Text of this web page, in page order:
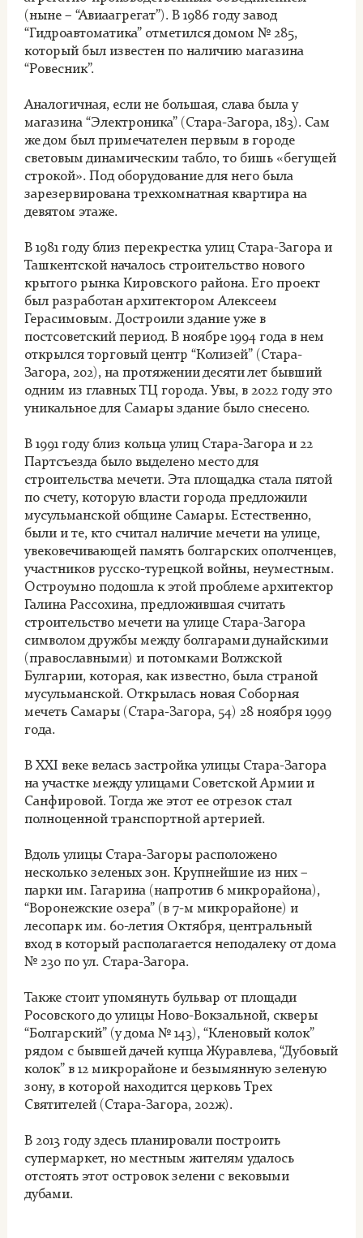
(ныне – “Авиаагрегат”). В 1986 году завод
“Гидроавтоматика” отметился домом № 285,
который был известен по наличию магазина
“Ровесник”.
Аналогичная, если не большая, слава была у
магазина “Электроника” (Стара-Загора, 183). Сам
же дом был примечателен первым в городе
световым динамическим табло, то бишь «бегущей
строкой». Под оборудование для него была
зарезервирована трехкомнатная квартира на
девятом этаже.
В 1981 году близ перекрестка улиц Стара-Загора и
Ташкентской началось строительство нового
крытого рынка Кировского района. Его проект
был разработан архитектором Алексеем
Герасимовым. Достроили здание уже в
постсоветский период. В ноябре 1994 года в нем
открылся торговый центр “Колизей” (Стара-
Загора, 202), на протяжении десяти лет бывший
одним из главных ТЦ города. Увы, в 2022 году это
уникальное для Самары здание было снесено.
В 1991 году близ кольца улиц Стара-Загора и 22
Партсъезда было выделено место для
строительства мечети. Эта площадка стала пятой
по счету, которую власти города предложили
мусульманской общине Самары. Естественно,
были и те, кто считал наличие мечети на улице,
увековечивающей память болгарских ополченцев,
участников русско-турецкой войны, неуместным.
Остроумно подошла к этой проблеме архитектор
Галина Рассохина, предложившая считать
строительство мечети на улице Стара-Загора
символом дружбы между болгарами дунайскими
(православными) и потомками Волжской
Булгарии, которая, как известно, была страной
мусульманской. Открылась новая Соборная
мечеть Самары (Стара-Загора, 54) 28 ноября 1999
года.
В XXI веке велась застройка улицы Стара-Загора
на участке между улицами Советской Армии и
Санфировой. Тогда же этот ее отрезок стал
полноценной транспортной артерией.
Вдоль улицы Стара-Загоры расположено
несколько зеленых зон. Крупнейшие из них –
парки им. Гагарина (напротив 6 микрорайона),
“Воронежские озера” (в 7-м микрорайоне) и
лесопарк им. 60-летия Октября, центральный
вход в который располагается неподалеку от дома
№ 230 по ул. Стара-Загора.
Также стоит упомянуть бульвар от площади
Росовского до улицы Ново-Вокзальной, скверы
“Болгарский” (у дома № 143), “Кленовый колок”
рядом с бывшей дачей купца Журавлева, “Дубовый
колок” в 12 микрорайоне и безымянную зеленую
зону, в которой находится церковь Трех
Святителей (Стара-Загора, 202ж).
В 2013 году здесь планировали построить
супермаркет, но местным жителям удалось
отстоять этот островок зелени с вековыми
дубами.